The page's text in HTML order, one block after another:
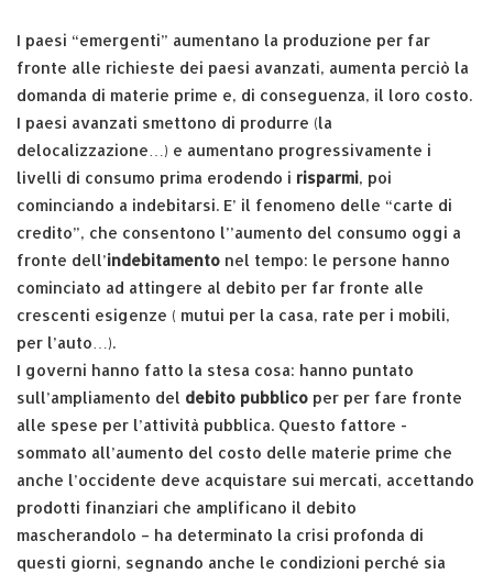
I paesi “emergenti” aumentano la produzione per far
fronte alle richieste dei paesi avanzati, aumenta perciò la
domanda di materie prime e, di conseguenza, il loro costo.
I paesi avanzati smettono di produrre (la
delocalizzazione…) e aumentano progressivamente i
livelli di consumo prima erodendo i risparmi, poi
cominciando a indebitarsi. E’ il fenomeno delle “carte di
credito”, che consentono l’’aumento del consumo oggi a
fronte dell’indebitamento nel tempo: le persone hanno
cominciato ad attingere al debito per far fronte alle
crescenti esigenze ( mutui per la casa, rate per i mobili,
per l’auto…).
I governi hanno fatto la stesa cosa: hanno puntato
sull’ampliamento del debito pubblico per per fare fronte
alle spese per l’attività pubblica. Questo fattore -
sommato all’aumento del costo delle materie prime che
anche l’occidente deve acquistare sui mercati, accettando
prodotti finanziari che amplificano il debito
mascherandolo – ha determinato la crisi profonda di
questi giorni, segnando anche le condizioni perché sia